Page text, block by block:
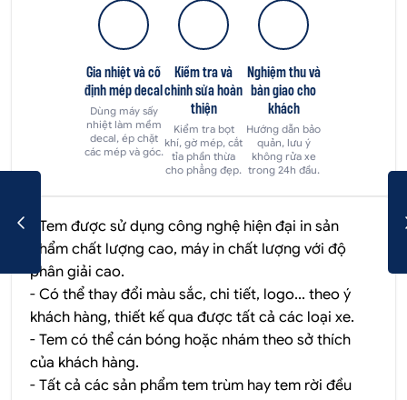
Gia nhiệt và cố
định mép decal
Dùng máy sấy
nhiệt làm mềm
decal, ép chặt
các mép và góc.
Kiểm tra và
chỉnh sửa hoàn
thiện
Kiểm tra bọt
khí, gờ mép, cắt
tỉa phần thừa
cho phẳng đẹp.
Nghiệm thu và
bàn giao cho
khách
Hướng dẫn bảo
quản, lưu ý
không rửa xe
trong 24h đầu.
- Tem được sử dụng công nghệ hiện đại in sản
phẩm chất lượng cao, máy in chất lượng với độ
phân giải cao.
- Có thể thay đổi màu sắc, chi tiết, logo... theo ý
khách hàng, thiết kế qua được tất cả các loại xe.
- Tem có thể cán bóng hoặc nhám theo sở thích
của khách hàng.
- Tất cả các sản phẩm tem trùm hay tem rời đều